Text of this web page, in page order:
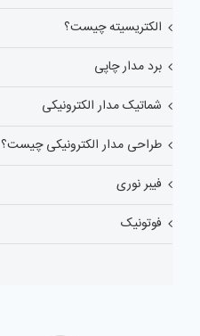
الکتریسیته چیست؟
برد مدار چاپی
شماتیک مدار الکترونیکی
طراحی مدار الکترونیکی چیست؟
فیبر نوری
فوتونیک